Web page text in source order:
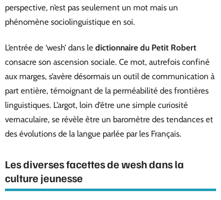
perspective, n’est pas seulement un mot mais un
phénomène sociolinguistique en soi.
L’entrée de ‘wesh’ dans le dictionnaire du Petit Robert
consacre son ascension sociale. Ce mot, autrefois confiné
aux marges, s’avère désormais un outil de communication à
part entière, témoignant de la perméabilité des frontières
linguistiques. L’argot, loin d’être une simple curiosité
vernaculaire, se révèle être un baromètre des tendances et
des évolutions de la langue parlée par les Français.
Les diverses facettes de wesh dans la
culture jeunesse